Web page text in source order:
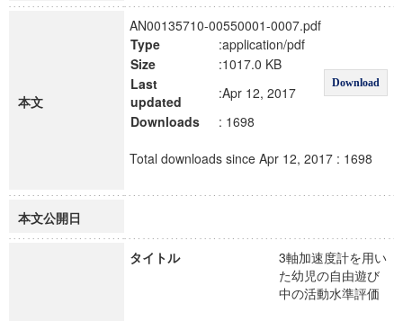
本文
AN00135710-00550001-0007.pdf
Type
:application/pdf
Download
Size
:1017.0 KB
Last
updated
:Apr 12, 2017
Downloads
: 1698
Total downloads since Apr 12, 2017 : 1698
本文公開日
タイトル
3軸加速度計を用い
た幼児の自由遊び
中の活動水準評価